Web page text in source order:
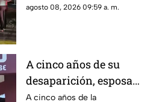
precipitaciones y el reporte de
agosto 08, 2026 09:59 a. m.
A cinco años de su
desaparición, esposa
de Vicente Suástegui
A cinco años de la